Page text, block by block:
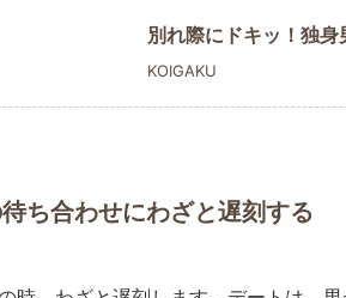
別れ際にドキッ！独
KOIGAKU
ち合わせにわざと遅刻する